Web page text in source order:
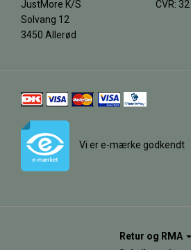
JustMore K/S
Solvang 12
3450 Allerød
CVR:
Vi er e-mærke godkendt
Retur og RMA